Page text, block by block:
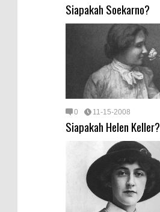
Siapakah Soekarno?
0 11-15-2008
Siapakah Helen Keller?